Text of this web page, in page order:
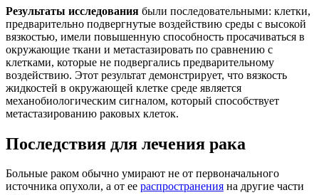
Результаты исследования были последовательными: клетки,
предварительно подвергнутые воздействию среды с высокой
вязкостью, имели повышенную способность просачиваться в
окружающие ткани и метастазировать по сравнению с
клетками, которые не подвергались предварительному
воздействию. Этот результат демонстрирует, что вязкость
жидкостей в окружающей клетке среде является
механобиологическим сигналом, который способствует
метастазированию раковых клеток.
Последствия для лечения рака
Больные раком обычно умирают не от первоначального
источника опухоли, а от ее распространения на другие части